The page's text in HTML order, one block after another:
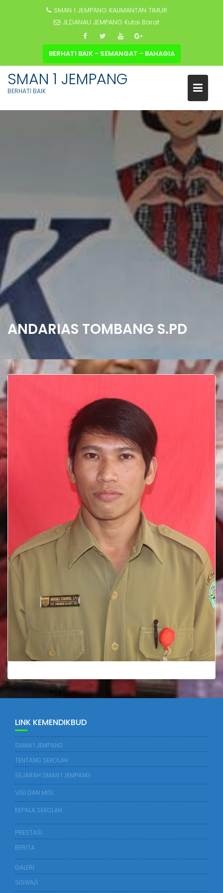
SMAN 1 JEMPANG KALIMANTAN TIMUR
JL.DANAU JEMPANG Kutai Barat
BERHATI BAIK - SEMANGAT - BAHAGIA
SMAN 1 JEMPANG
BERHATI BAIK
ANDARIAS TOMBANG S.PD
LINK KEMENDIKBUD
SMAN 1 JEMPANG
TENTANG SEKOLAH
SEJARAH SMAN 1 JEMPANG
VISI DAN MISI
KEPALA SEKOLAH
PRESTASI
BERITA
GALERI
SISWA/I